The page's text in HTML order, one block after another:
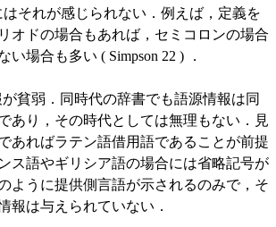
はそれが感じられない．例えば，定義を
オドの場合もあれば，セミコロンの場合
い場合も多い ( Simpson 22 ) ．
貧弱．同時代の辞書でも語源情報は同
あり，その時代としては無理もない．見
あればラテン語借用語であることが前提
ス語やギリシア語の場合には省略記号が
ように提供側言語が示されるのみで，そ
報は与えられていない．